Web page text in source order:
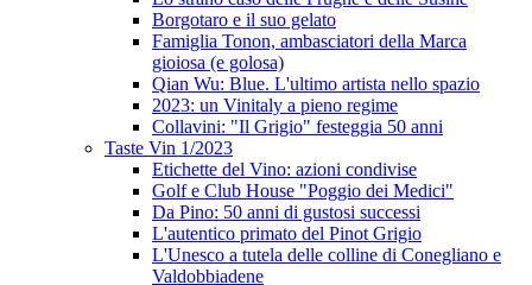
Borgotaro e il suo gelato
Famiglia Tonon, ambasciatori della Marca
gioiosa (e golosa)
Qian Wu: Blue. L'ultimo artista nello spazio
2023: un Vinitaly a pieno regime
Collavini: "Il Grigio" festeggia 50 anni
Taste Vin 1/2023
Etichette del Vino: azioni condivise
Golf e Club House "Poggio dei Medici"
Da Pino: 50 anni di gustosi successi
L'autentico primato del Pinot Grigio
L'Unesco a tutela delle colline di Conegliano e
Valdobbiadene